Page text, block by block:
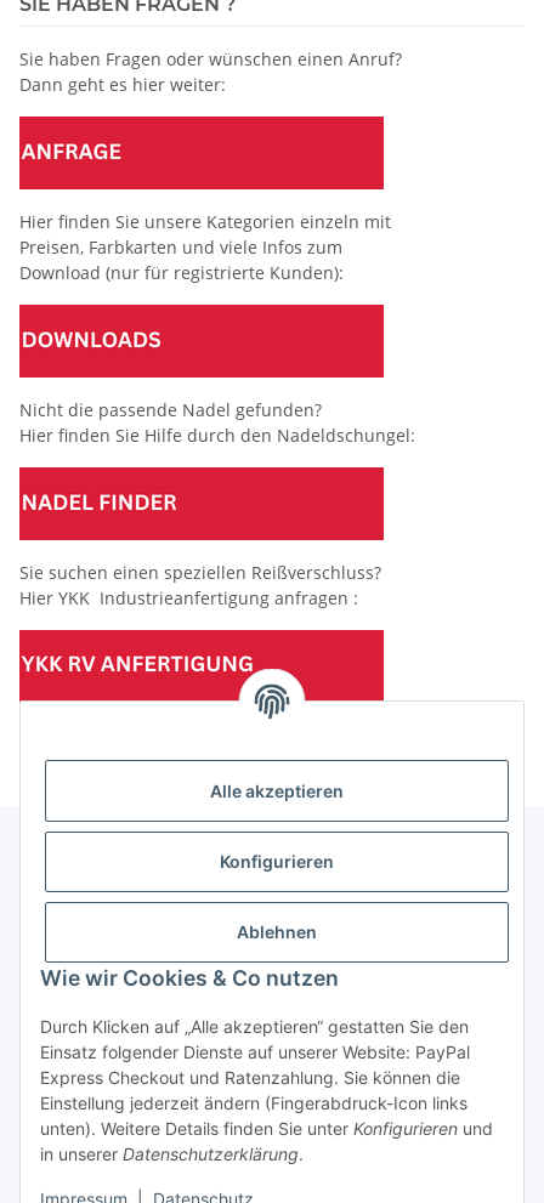
Alle akzeptieren
Konfigurieren
Ablehnen
Wie wir Cookies & Co nutzen
Durch Klicken auf „Alle akzeptieren“ gestatten Sie den
Einsatz folgender Dienste auf unserer Website: PayPal
Express Checkout und Ratenzahlung. Sie können die
Einstellung jederzeit ändern (Fingerabdruck-Icon links
unten). Weitere Details finden Sie unter Konfigurieren und
in unserer Datenschutzerklärung.
Impressum Datenschutz
Sie haben Fragen oder wünschen einen Anruf?
Dann geht es hier weiter:
Hier finden Sie unsere Kategorien einzeln mit
Preisen, Farbkarten und viele Infos zum
Download (nur für registrierte Kunden):
Nicht die passende Nadel gefunden?
Hier finden Sie Hilfe durch den Nadeldschungel:
Sie suchen einen speziellen Reißverschluss?
Hier YKK Industrieanfertigung anfragen :
(Mindesttabnahmemenge 10 Stück je Länge und Farbe)
Informationen
Gesetzliche Informationen
Vertrag widerrufen